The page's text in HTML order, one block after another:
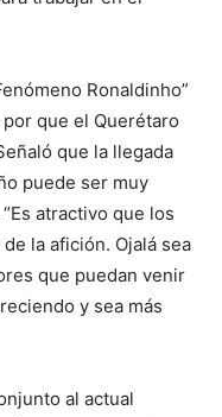
Ronaldinho”
que el Querétaro
que la llegada
puede ser muy
atractivo que los
la afición. Ojalá sea
que puedan venir
y sea más
al actual